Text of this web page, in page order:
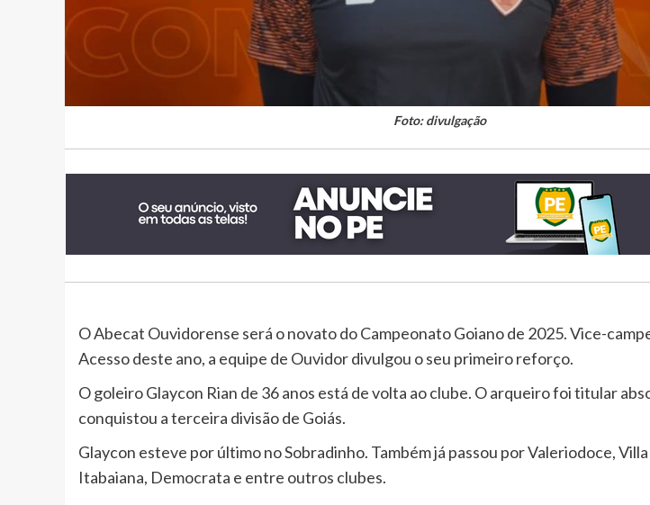
Foto: divulgação
O Abecat Ouvidorense será o novato do Campeonato Goiano de 2025. Vice-
Acesso deste ano, a equipe de Ouvidor divulgou o seu primeiro reforço.
O goleiro Glaycon Rian de 36 anos está de volta ao clube. O arqueiro foi titular
conquistou a terceira divisão de Goiás.
Glaycon esteve por último no Sobradinho. Também já passou por Valeriodoce,
Itabaiana, Democrata e entre outros clubes.